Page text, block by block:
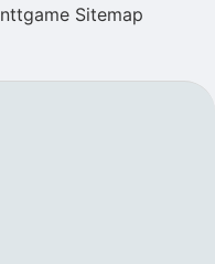
nttgame Sitemap